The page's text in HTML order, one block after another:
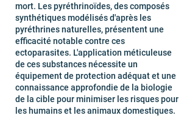
mort. Les pyréthrinoïdes, des composés
synthétiques modélisés d'après les
pyréthrines naturelles, présentent une
efficacité notable contre ces
ectoparasites. L'application méticuleuse
de ces substances nécessite un
équipement de protection adéquat et une
connaissance approfondie de la biologie
de la cible pour minimiser les risques pour
les humains et les animaux domestiques.